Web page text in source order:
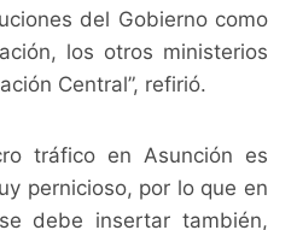
del Gobierno como
los otros ministerios
Central”, refirió.
tráfico en Asunción es
pernicioso, por lo que en
debe insertar también,